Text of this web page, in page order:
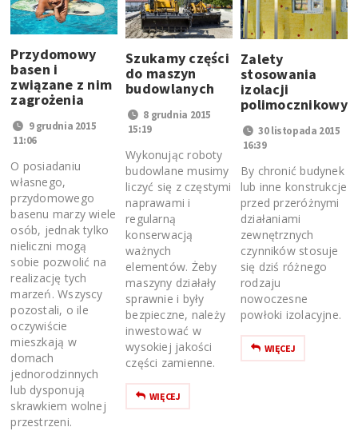
Przydomowy
basen i
związane z nim
zagrożenia
9 grudnia 2015
11:06
O posiadaniu
własnego,
przydomowego
basenu marzy wiele
osób, jednak tylko
nieliczni mogą
sobie pozwolić na
realizację tych
marzeń. Wszyscy
pozostali, o ile
oczywiście
mieszkają w
domach
jednorodzinnych
lub dysponują
skrawkiem wolnej
przestrzeni.
Szukamy części
do maszyn
budowlanych
8 grudnia 2015
15:19
Wykonując roboty
budowlane musimy
liczyć się z częstymi
naprawami i
regularną
konserwacją
ważnych
elementów. Żeby
maszyny działały
sprawnie i były
bezpieczne, należy
inwestować w
wysokiej jakości
części zamienne.
WIĘCEJ
Zalety
stosowania
izolacji
30 listopada 2015
16:39
By chronić budynek
lub inne konstrukcje
przed przeróżnymi
działaniami
zewnętrznych
czynników stosuje
się dziś różnego
rodzaju
nowoczesne
powłoki izolacyjne.
WIĘCEJ